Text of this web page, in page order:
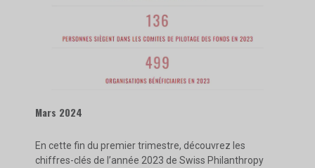
Mars 2024
En cette fin du premier trimestre, découvrez les
chiffres-clés de l’année 2023 de Swiss Philanthropy